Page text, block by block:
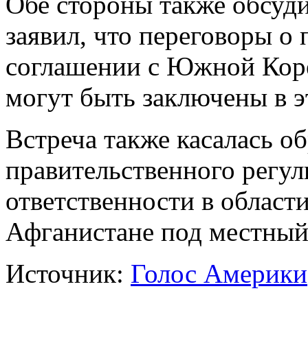
заявил, что переговоры
соглашении с Южной
могут быть заключены в
Встреча также касалась
правительственного
ответственности в
Афганистане под
Источник: Голос Америки